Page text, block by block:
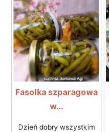
Fasolka szparagowa
w...
Dzień dobry wszystkim